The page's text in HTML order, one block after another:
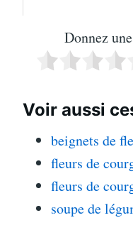
Donnez
Voir aussi
beignets de
fleurs de
fleurs de
soupe de